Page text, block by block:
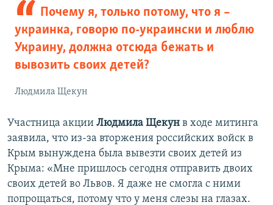
Почему я, только потому, что я –
украинка, говорю по-украински и люблю
Украину, должна отсюда бежать и
вывозить своих детей?
Людмила Щекун
Участница акции Людмила Щекун в ходе митинга
заявила, что из-за вторжения российских войск в
Крым вынуждена была вывезти своих детей из
Крыма: «Мне пришлось сегодня отправить двоих
своих детей во Львов. Я даже не смогла с ними
попрощаться, потому что у меня слезы на глазах.